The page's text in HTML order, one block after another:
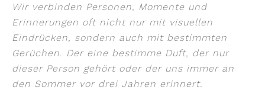
Wir verbinden Personen, Momente und
Erinnerungen oft nicht nur mit visuellen
Eindrücken, sondern auch mit bestimmten
Gerüchen. Der eine bestimme Duft, der nur
dieser Person gehört oder der uns immer an
den Sommer vor drei Jahren erinnert.